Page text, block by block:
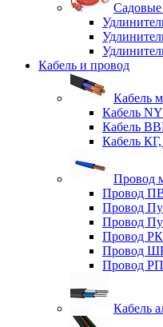
Садовые
Кабель и провод
Кабель
Кабель
Кабель
Кабель
Провод
Провод
Провод
Провод
Провод
Провод
Провод
Кабель